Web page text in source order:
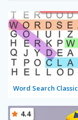
Word Search Classic
4.4